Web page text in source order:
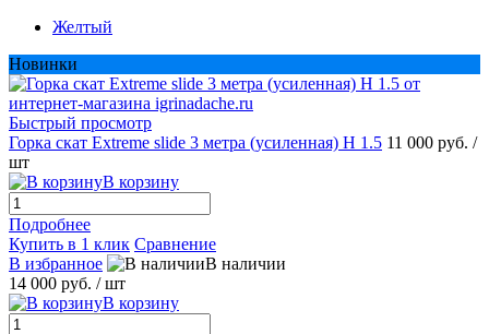
Желтый
Новинки
Быстрый просмотр
Горка скат Extreme slide 3 метра (усиленная) H 1.5 11 000 руб. /
шт
В корзину
Подробнее
Купить в 1 клик Сравнение
В избранное
В наличии
14 000 руб. / шт
В корзину